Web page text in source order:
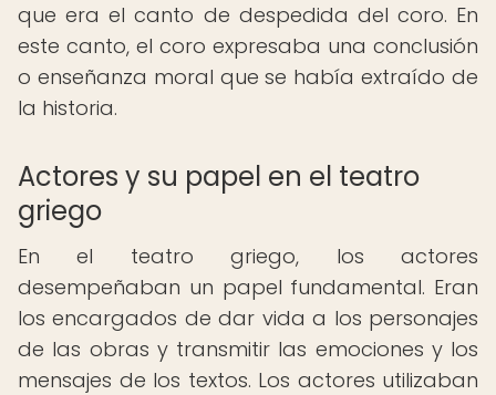
que era el canto de despedida del coro. En
este canto, el coro expresaba una conclusión
o enseñanza moral que se había extraído de
la historia.
Actores y su papel en el teatro
griego
En el teatro griego, los actores
desempeñaban un papel fundamental. Eran
los encargados de dar vida a los personajes
de las obras y transmitir las emociones y los
mensajes de los textos. Los actores utilizaban